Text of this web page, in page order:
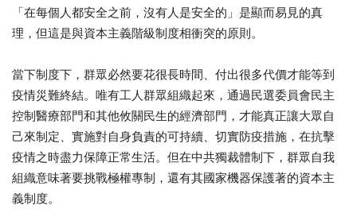
「在每個人都安全之前，沒有人是安全的」是顯而易見的真
理，但這是與資本主義階級制度相衝突的原則。
當下制度下，群眾必然要花很長時間、付出很多代價才能等到
疫情災難終結。唯有工人群眾組織起來，通過民選委員會民主
控制醫療部門和其他攸關民生的經濟部門，才能真正讓大眾自
己來制定、實施對自身負責的可持續、切實防疫措施，在抗擊
疫情之時盡力保障正常生活。但在中共獨裁體制下，群眾自我
組織意味著要挑戰極權專制，還有其國家機器保護著的資本主
義制度。